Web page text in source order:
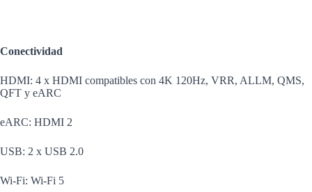
Conectividad
HDMI: 4 x HDMI compatibles con 4K 120Hz, VRR, ALLM, QMS,
QFT y eARC
eARC: HDMI 2
USB: 2 x USB 2.0
Wi-Fi: Wi-Fi 5